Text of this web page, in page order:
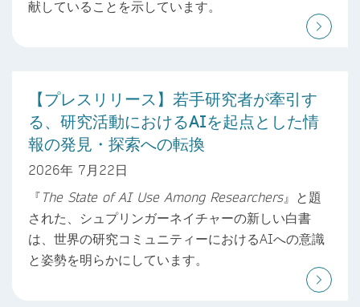
献していることを示しています。
【プレスリリース】若手研究者が牽引す
る、研究活動におけるAIを起点とした情
報の発見・探索への転換
2026年 7月22日
『The State of AI Use Among Researchers』と題
された、シュプリンガーネイチャーの新しい白書
は、世界の研究コミュニティーにおけるAIへの意識
と姿勢を明らかにしています。